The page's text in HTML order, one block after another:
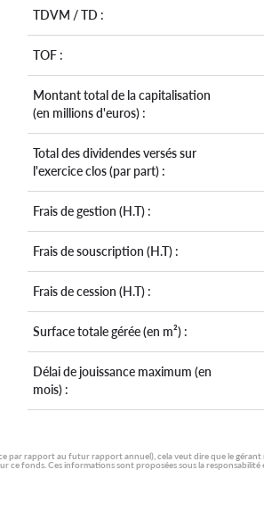
TDVM / TD :
TOF :
Montant total de la capitalisation
(en millions d'euros) :
Total des dividendes versés sur
l'exercice clos (par part) :
Frais de gestion (H.T) :
Frais de souscription (H.T) :
Frais de cession (H.T) :
Surface totale gérée (en m²) :
Délai de jouissance maximum (en
mois) :
par rapport au futur rapport annuel), cela veut dire que le gérant
fonds. Ces informations sont proposées sous la responsabilité